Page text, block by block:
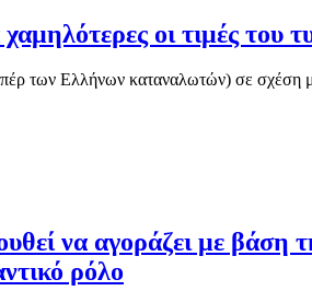
οι τιμές του
των Ελλήνων καταναλωτών) σε
να αγοράζει με βάση
ρόλο